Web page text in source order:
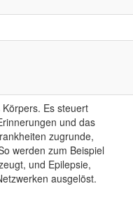
Es steuert
und das
zugrunde,
werden zum Beispiel
und Epilepsie,
ausgelöst.